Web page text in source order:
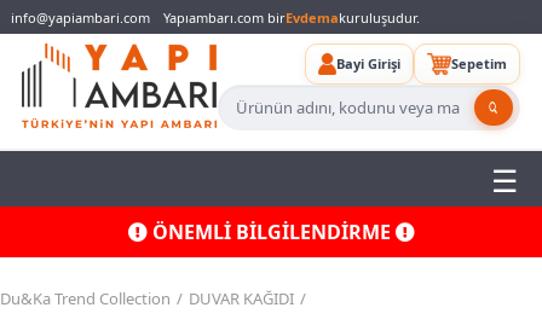
info@yapiambari.com Yapıambarı.com birEvdemakuruluşudur.
Bayi Girişi Sepetim
ÖNEMLİ BİLGİLENDİRME
Du&Ka Trend Collection DUVAR KAĞIDI